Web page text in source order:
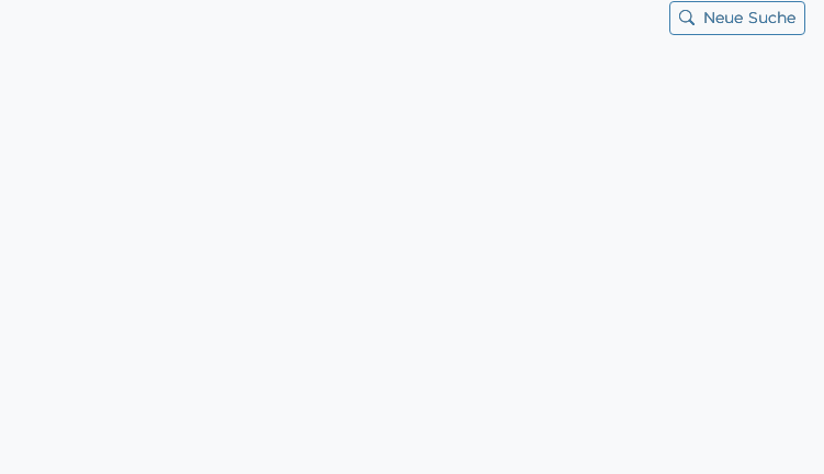
Neue Suche